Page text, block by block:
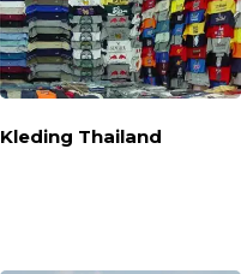
Kleding Thailand